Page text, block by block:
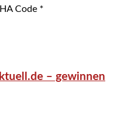
Code *
– gewinnen